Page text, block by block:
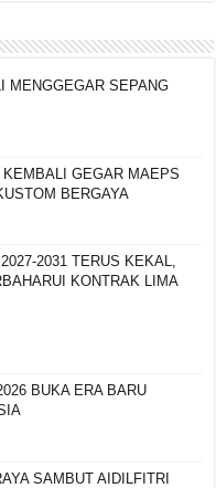
MENGGEGAR SEPANG
GEGAR MAEPS
BERGAYA
2031 TERUS KEKAL,
KONTRAK LIMA
BUKA ERA BARU
SAMBUT AIDILFITRI